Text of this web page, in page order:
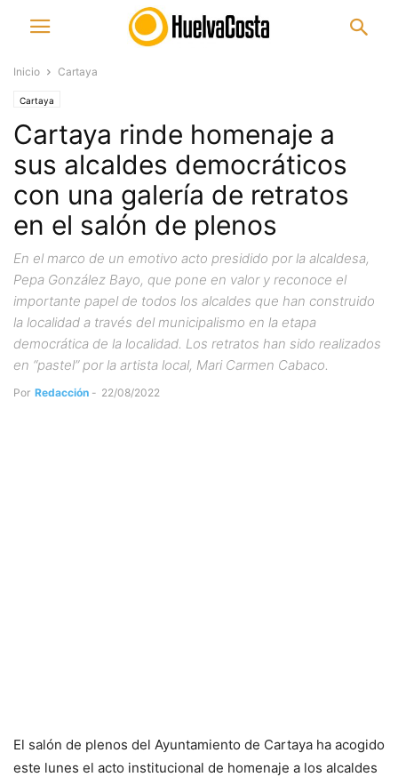
Inicio Cartaya
Cartaya
Cartaya rinde homenaje a
sus alcaldes democráticos
con una galería de retratos
en el salón de plenos
En el marco de un emotivo acto presidido por la alcaldesa,
Pepa González Bayo, que pone en valor y reconoce el
importante papel de todos los alcaldes que han construido
la localidad a través del municipalismo en la etapa
democrática de la localidad. Los retratos han sido realizados
en “pastel” por la artista local, Mari Carmen Cabaco.
Por Redacción - 22/08/2022
El salón de plenos del Ayuntamiento de Cartaya ha acogido
este lunes el acto institucional de homenaje a los alcaldes